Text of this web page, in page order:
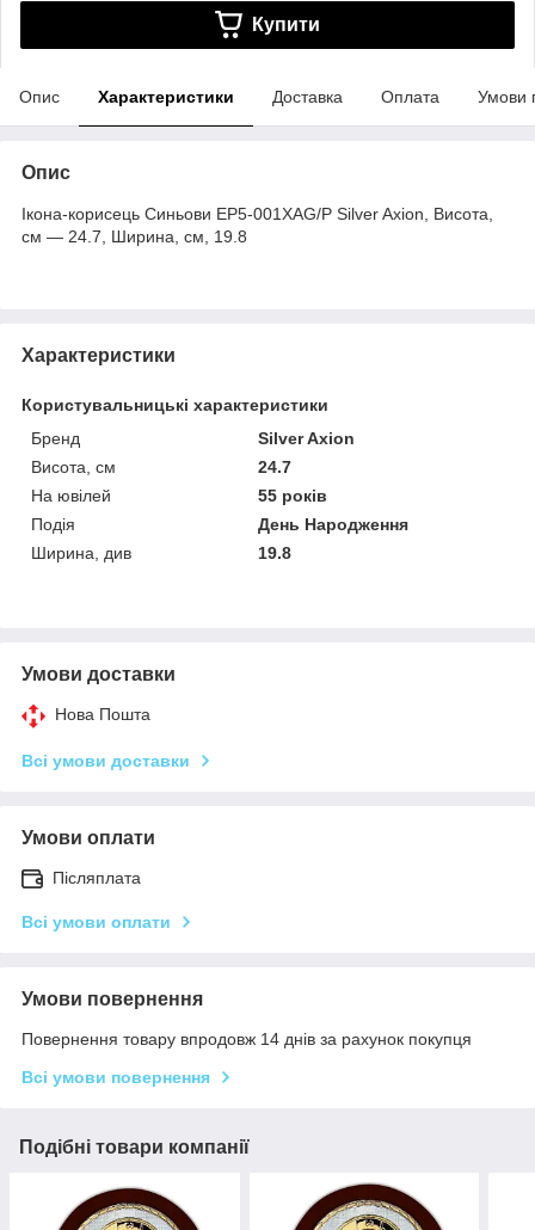
Купити
Опис Характеристики Доставка Оплата Умови
Опис
Ікона-корисець Синьови EP5-001XAG/P Silver Axion, Висота,
см — 24.7, Ширина, см, 19.8
Характеристики
Користувальницькі характеристики
Бренд
Silver Axion
Висота, см
24.7
На ювілей
55 років
Подія
День Народження
Ширина, див
19.8
Умови доставки
Нова Пошта
Всі умови доставки
Умови оплати
Післяплата
Всі умови оплати
Умови повернення
Повернення товару впродовж 14 днів за рахунок покупця
Всі умови повернення
Подібні товари компанії